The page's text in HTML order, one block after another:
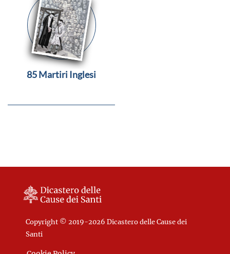
85 Martiri Inglesi
Copyright © 2019-2026 Dicastero delle Cause dei
Santi